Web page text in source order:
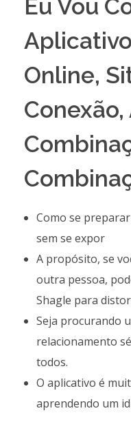
Eu Vou
Online,
Como se
sem se expor
A propósito, se
outra pessoa,
Shagle para
Seja procurando
relacionamento
todos.
O aplicativo é
aprendendo um